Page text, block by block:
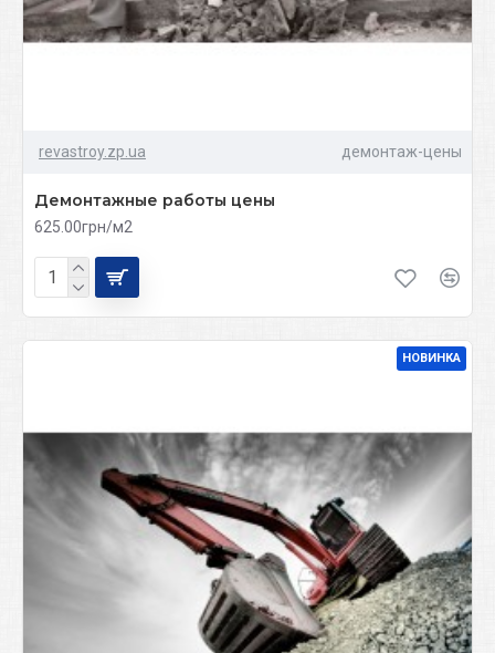
revastroy.zp.ua демонтаж-цены
Демонтажные работы цены
625.00грн/м2
НОВИНКА